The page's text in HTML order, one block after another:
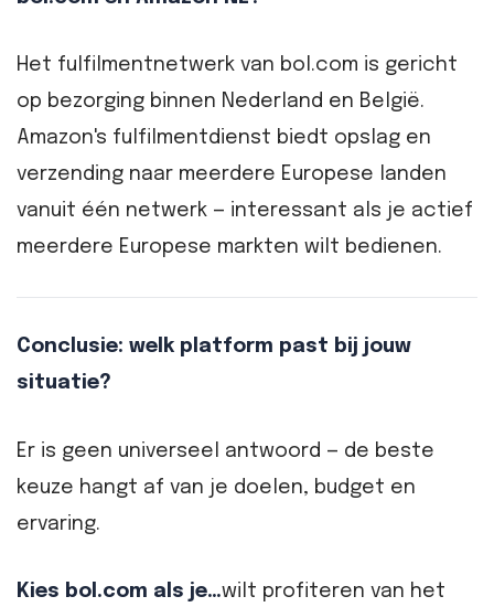
Het fulfilmentnetwerk van bol.com is gericht
op bezorging binnen Nederland en België.
Amazon's fulfilmentdienst biedt opslag en
verzending naar meerdere Europese landen
vanuit één netwerk — interessant als je actief
meerdere Europese markten wilt bedienen.
Conclusie: welk platform past bij jouw
situatie?
Er is geen universeel antwoord — de beste
keuze hangt af van je doelen, budget en
ervaring.
Kies bol.com als je…wilt profiteren van het